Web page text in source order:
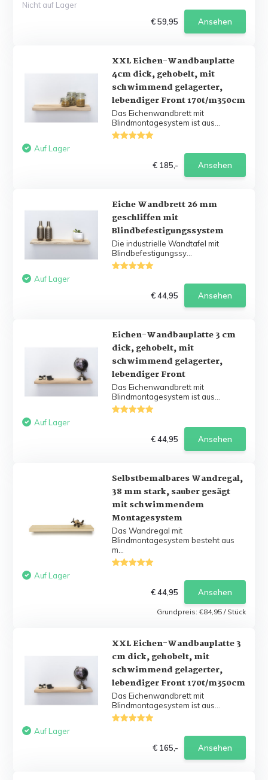
Nicht auf Lager
€ 59,95
Ansehen
XXL Eichen-Wandbauplatte
4cm dick, gehobelt, mit
schwimmend gelagerter,
lebendiger Front 170t/m350cm
Das Eichenwandbrett mit
Blindmontagesystem ist aus...
Auf Lager
€ 185,-
Ansehen
Eiche Wandbrett 26 mm
geschliffen mit
Blindbefestigungssystem
Die industrielle Wandtafel mit
Blindbefestigungssy...
Auf Lager
€ 44,95
Ansehen
Eichen-Wandbauplatte 3 cm
dick, gehobelt, mit
schwimmend gelagerter,
lebendiger Front
Das Eichenwandbrett mit
Blindmontagesystem ist aus...
Auf Lager
€ 44,95
Ansehen
Selbstbemalbares Wandregal,
38 mm stark, sauber gesägt
mit schwimmendem
Montagesystem
Das Wandregal mit
Blindmontagesystem besteht aus
m...
Auf Lager
€ 44,95
Ansehen
Grundpreis:€84,95/ Stück
XXL Eichen-Wandbauplatte 3
cm dick, gehobelt, mit
schwimmend gelagerter,
lebendiger Front 170t/m350cm
Das Eichenwandbrett mit
Blindmontagesystem ist aus...
Auf Lager
€ 165,-
Ansehen